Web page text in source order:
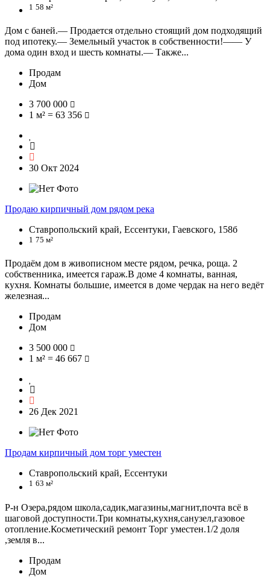
1 58 м²
Дом с баней.— Продается отдельно стоящий дом подходящий
под ипотеку.— Земельный участок в собственности!—— У
дома один вход и шесть комнаты.— Также...
Продам
Дом
3 700 000
1 м² = 63 356
30 Окт 2024
Продаю кирпичный дом рядом река
Ставропольский край, Ессентуки, Гаевского, 158б
1 75 м²
Продаём дом в живописном месте рядом, речка, роща. 2
собственника, имеется гараж.В доме 4 комнаты, ванная,
кухня. Комнаты большие, имеется в доме чердак на него ведёт
железная...
Продам
Дом
3 500 000
1 м² = 46 667
26 Дек 2021
Продам кирпичный дом торг уместен
Ставропольский край, Ессентуки
1 63 м²
Р-н Озера,рядом школа,садик,магазины,магнит,почта всё в
шаговой доступности.Три комнаты,кухня,санузел,газовое
отопление.Косметический ремонт Торг уместен.1/2 доля
,земля в...
Продам
Дом